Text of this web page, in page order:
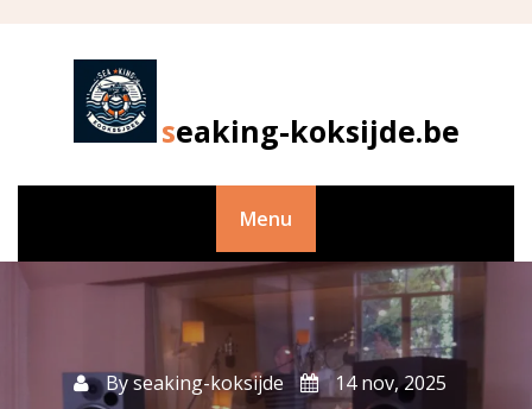
seaking-koksijde.be
Menu
Byseaking-koksijde
14 nov, 2025